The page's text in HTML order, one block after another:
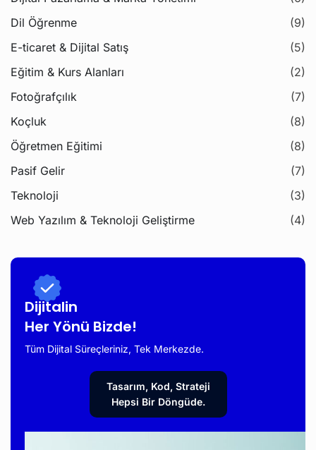
Dil Öğrenme
(9)
E-ticaret & Dijital Satış
(5)
Eğitim & Kurs Alanları
(2)
Fotoğrafçılık
(7)
Koçluk
(8)
Öğretmen Eğitimi
(8)
Pasif Gelir
(7)
Teknoloji
(3)
Web Yazılım & Teknoloji Geliştirme
(4)
Dijitalin
Her Yönü Bizde!
Tüm Dijital Süreçleriniz, Tek Merkezde.
Tasarım, Kod, Strateji
Hepsi Bir Döngüde.